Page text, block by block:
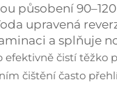
působení
upravená
a splňuje
efektivně čistí těžko
čištění často